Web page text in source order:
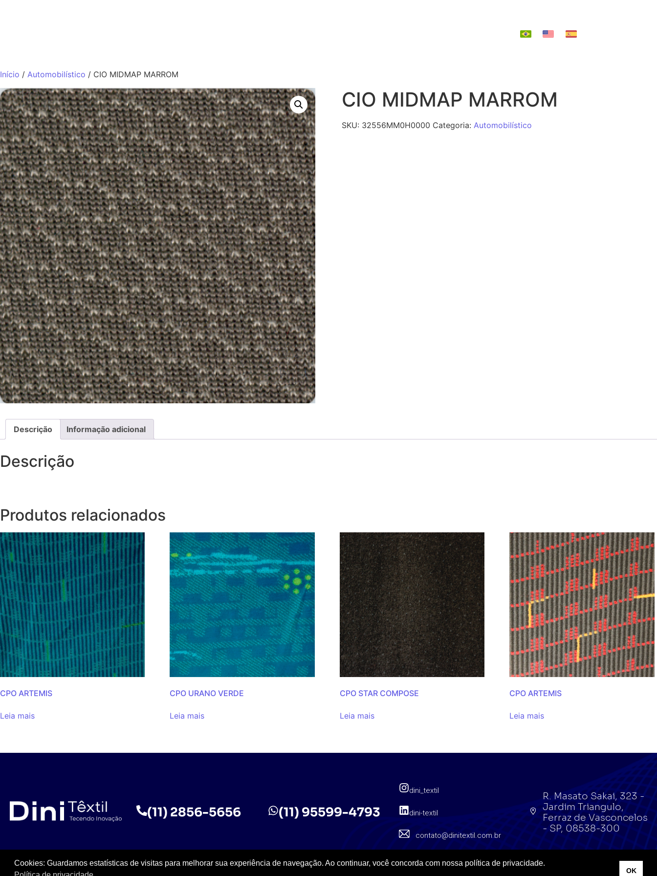
Início / Automobilístico / CIO MIDMAP MARROM
CIO MIDMAP MARROM
SKU: 32556MM0H0000 Categoria: Automobilístico
Descrição Informação adicional
Descrição
Produtos relacionados
CPO ARTEMIS
Leia mais
CPO URANO VERDE
Leia mais
CPO STAR COMPOSE
Leia mais
CPO ARTEMIS
Leia mais
(11) 2856-5656 (11) 95599-4793
dini_textil
dini-textil
contato@dinitextil.com.br
R. Masato Sakai, 323 -
Jardim Triangulo,
Ferraz de Vasconcelos
- SP, 08538-300
Cookies: Guardamos estatísticas de visitas para melhorar sua experiência de navegação. Ao continuar, você concorda com nossa política de privacidade.
OK